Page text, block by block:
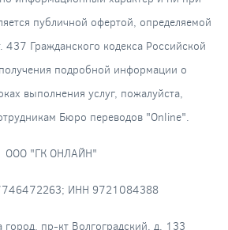
публичной офертой, определяемой
437 Гражданского кодекса Российской
подробной информации о
выполнения услуг, пожалуйста,
Бюро переводов "Online".
ООО "ГК ОНЛАЙН"
ИНН 9721084388
пр-кт Волгоградский, д. 133